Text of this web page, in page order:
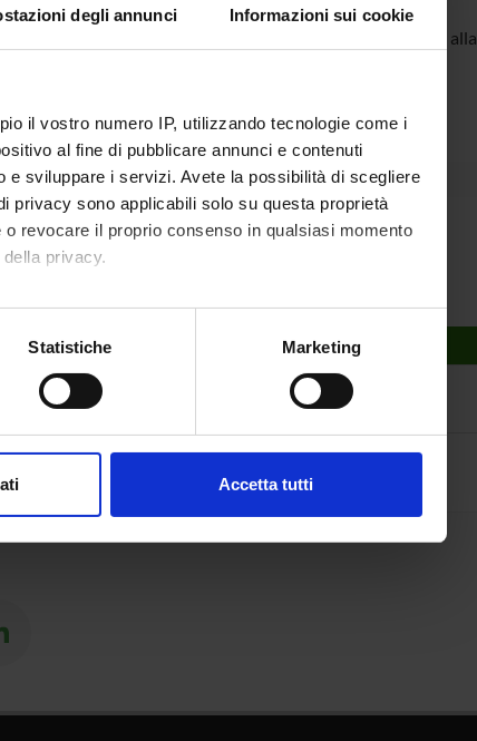
degli annunci Informazioni sui cookie
il vostro numero IP, utilizzando tecnologie come i
al fine di pubblicare annunci e contenuti
sviluppare i servizi. Avete la possibilità di scegliere
privacy sono applicabili solo su questa proprietà
revocare il proprio consenso in qualsiasi momento
privacy.
di qualche metro,
sui cookie.
Statistiche Marketing
Accetta tutti
Incaricato